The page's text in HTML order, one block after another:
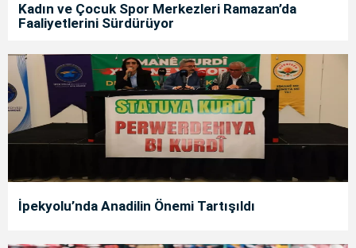
Kadın ve Çocuk Spor Merkezleri Ramazan’da
Faaliyetlerini Sürdürüyor
İpekyolu’nda Anadilin Önemi Tartışıldı